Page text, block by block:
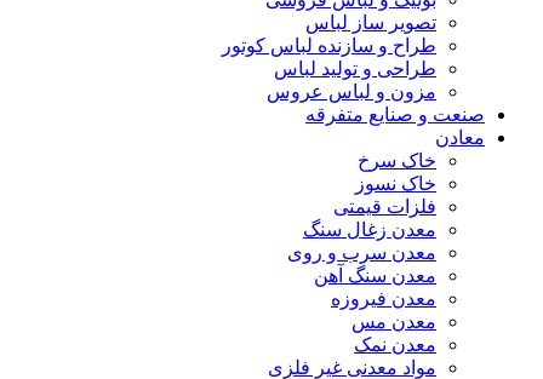
تصویر ساز لباس
طراح و سازنده لباس کوتور
طراحی و تولید لباس
مزون و لباس عروس
صنعت و صنایع متفرقه
معادن
خاک سرخ
خاک نسوز
فلزات قیمتی
معدن زغال سنگ
معدن سرب و روی
معدن سنگ آهن
معدن فیروزه
معدن مس
معدن نمک
مواد معدنی غیر فلزی